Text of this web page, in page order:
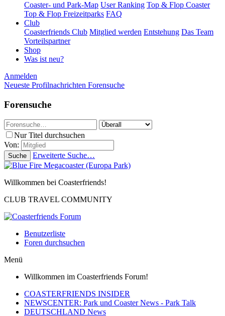
Coaster- und Park-Map User Ranking Top & Flop Coaster
Top & Flop Freizeitparks FAQ
Club
Coasterfriends Club Mitglied werden Entstehung Das Team
Vorteilspartner
Shop
Was ist neu?
Anmelden
Neueste Profilnachrichten Forensuche
Forensuche
Nur Titel durchsuchen
Von:
Suche Erweiterte Suche…
Willkommen bei Coasterfriends!
CLUB TRAVEL COMMUNITY
Benutzerliste
Foren durchsuchen
Menü
Willkommen im Coasterfriends Forum!
COASTERFRIENDS INSIDER
NEWSCENTER: Park und Coaster News - Park Talk
DEUTSCHLAND News